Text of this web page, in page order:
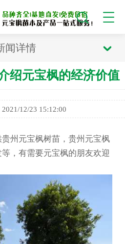
闻详情
绍元宝枫的经济价值
12/23 15:12:00
州元宝枫树苗，贵州元宝枫
，有需要元宝枫的朋友欢迎